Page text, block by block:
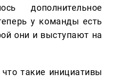
дополнительное
у команды есть
они и выступают на
такие инициативы